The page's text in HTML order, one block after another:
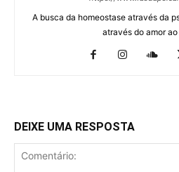
A busca da homeostase através da
através do amor
DEIXE UMA RESPOSTA